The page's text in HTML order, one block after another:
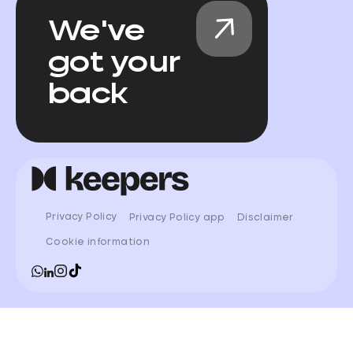
We've
got your
back
Privacy Policy Privacy Policy app Disclaimer
Cookie information